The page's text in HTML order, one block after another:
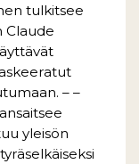
tulkitsee
Claude
– –
yleisön